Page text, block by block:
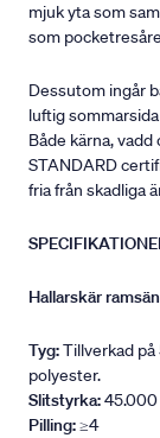
mjuk yta som
som
Dessutom ingår
luftig
Både kärna,
STANDARD
fria från skadliga
Hallarskär
Tyg:Tillverkad på
polyester.
Slitstyrka:45.000
Pilling:≥4